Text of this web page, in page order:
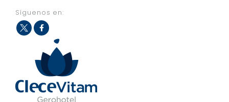
Síguenos en:
eb
ook